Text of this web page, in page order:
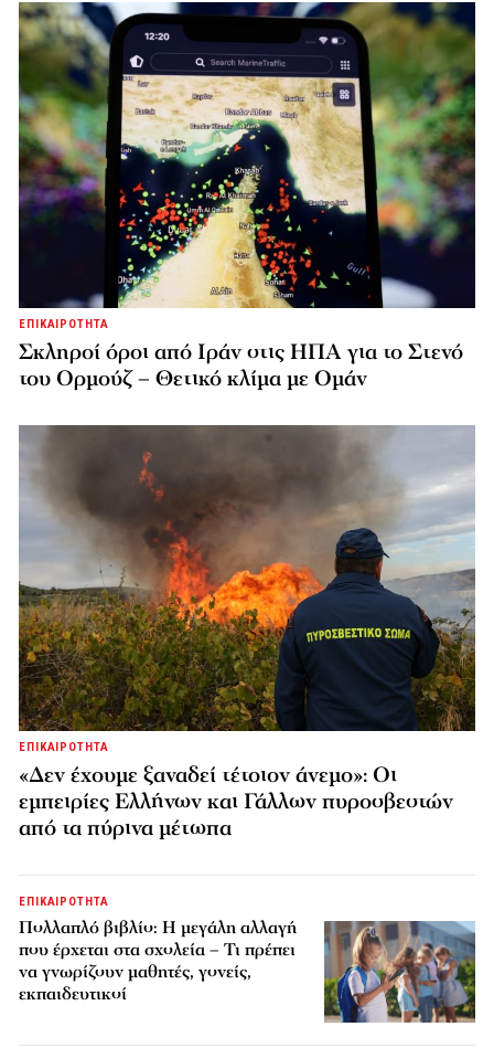
ΕΠΙΚΑΙΡΟΤΗΤΑ
Σκληροί όροι από Ιράν στις ΗΠΑ για το Στενό
του Ορμούζ – Θετικό κλίμα με Ομάν
ΕΠΙΚΑΙΡΟΤΗΤΑ
«Δεν έχουμε ξαναδεί τέτοιον άνεμο»: Οι
εμπειρίες Ελλήνων και Γάλλων πυροσβεστών
από τα πύρινα μέτωπα
ΕΠΙΚΑΙΡΟΤΗΤΑ
Πολλαπλό βιβλίο: Η μεγάλη αλλαγή
που έρχεται στα σχολεία – Τι πρέπει
να γνωρίζουν μαθητές, γονείς,
εκπαιδευτικοί